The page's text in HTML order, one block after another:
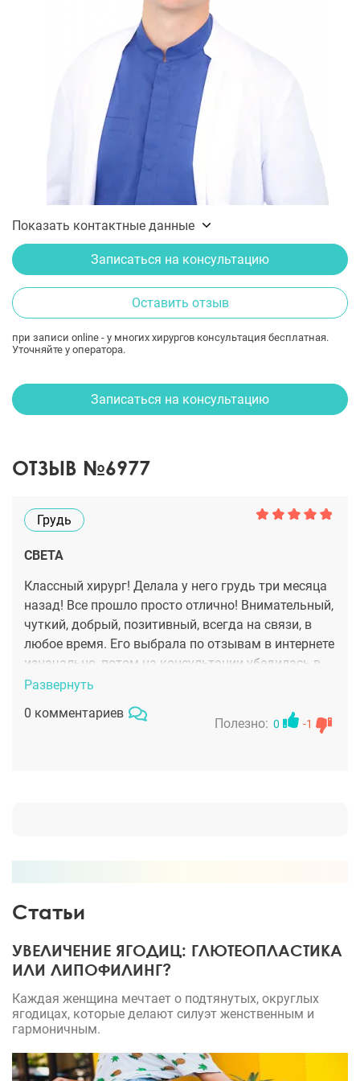
Показать контактные данные
Записаться на консультацию
Оставить отзыв
при записи online - у многих хирургов консультация бесплатная.
Уточняйте у оператора.
Записаться на консультацию
ОТЗЫВ №6977
Грудь
СВЕТА
Классный хирург! Делала у него грудь три месяца
назад! Все прошло просто отлично! Внимательный,
чуткий, добрый, позитивный, всегда на связи, в
любое время. Его выбрала по отзывам в интернете
изначально, потом на консультации убедилась в
правильности своего выбора. Супер! Еще ни разу
увеличение груди!
Развернуть
0 комментариев
Полезно: 0 -1
Статьи
УВЕЛИЧЕНИЕ ЯГОДИЦ: ГЛЮТЕОПЛАСТИКА
ИЛИ ЛИПОФИЛИНГ?
Каждая женщина мечтает о подтянутых, округлых
ягодицах, которые делают силуэт женственным и
гармоничным.